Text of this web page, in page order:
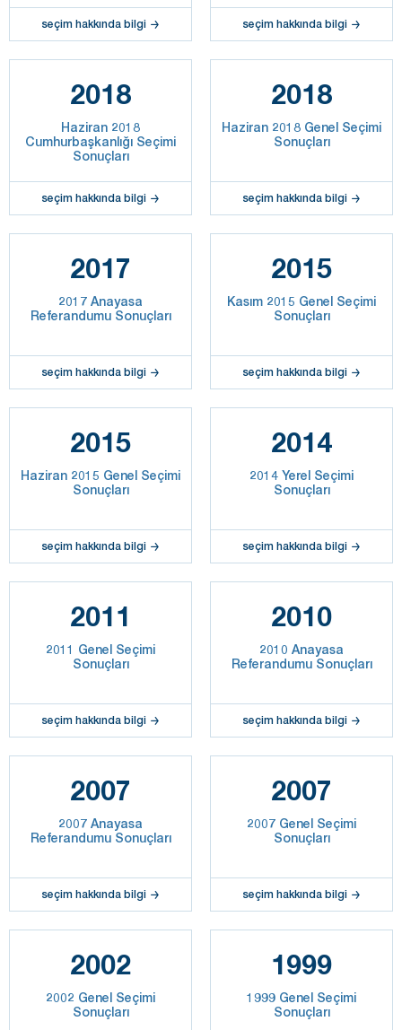
seçim hakkında bilgi seçim hakkında bilgi
2018
Haziran 2018
Cumhurbaşkanlığı Seçimi
Sonuçları
seçim hakkında bilgi
2018
Haziran 2018 Genel Seçimi
Sonuçları
seçim hakkında bilgi
2017
2017 Anayasa
Referandumu Sonuçları
seçim hakkında bilgi
2015
Kasım 2015 Genel Seçimi
Sonuçları
seçim hakkında bilgi
2015
Haziran 2015 Genel Seçimi
Sonuçları
seçim hakkında bilgi
2014
2014 Yerel Seçimi
Sonuçları
seçim hakkında bilgi
2011
2011 Genel Seçimi
Sonuçları
seçim hakkında bilgi
2010
2010 Anayasa
Referandumu Sonuçları
seçim hakkında bilgi
2007
2007 Anayasa
Referandumu Sonuçları
seçim hakkında bilgi
2007
2007 Genel Seçimi
Sonuçları
seçim hakkında bilgi
2002
2002 Genel Seçimi
Sonuçları
1999
1999 Genel Seçimi
Sonuçları